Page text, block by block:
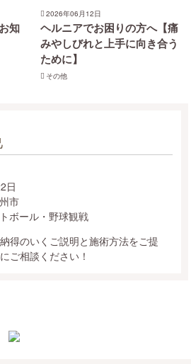
知
2026年06月12日
ヘルニアでお困りの方へ【痛
みやしびれと上手に向き合う
ために】
その他
日
市
ボール・野球観戦
得のいくご説明と施術方法をご提
ご相談ください！